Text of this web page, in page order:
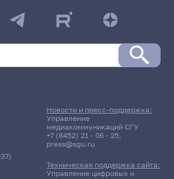
ОБНОВЛЕНИЯ:
НЕ ОБНОВЛЯЛОСЬ
зачет
проектная
КНиИТ
Новости и пресс-поддержка:
Управление
медиакоммуникаций СГУ
+7 (8452) 21 - 06 - 25,
press@sgu.ru
Техническая поддержка сайта:
Управление цифровых и